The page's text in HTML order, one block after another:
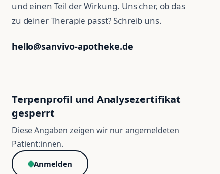
und einen Teil der Wirkung. Unsicher, ob das
zu deiner Therapie passt? Schreib uns.
hello@sanvivo-apotheke.de
Terpenprofil und Analysezertifikat
gesperrt
Diese Angaben zeigen wir nur angemeldeten
Patient:innen.
Anmelden